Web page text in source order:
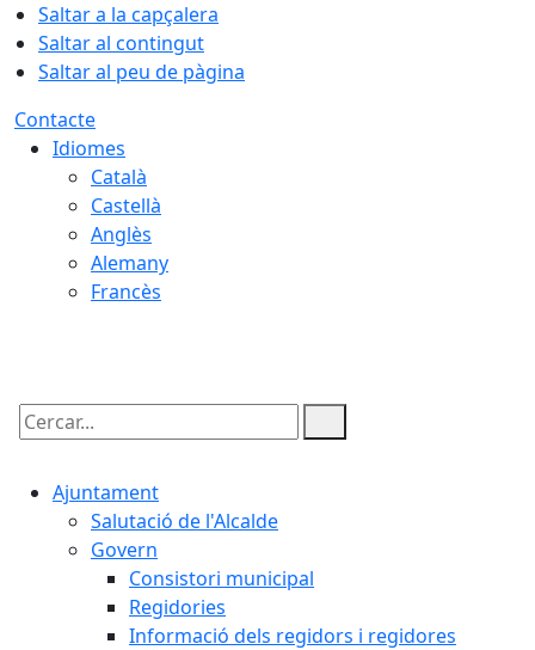
Saltar a la capçalera
Saltar al contingut
Saltar al peu de pàgina
Contacte
Idiomes
Català
Castellà
Anglès
Alemany
Francès
Cercar:
Ajuntament
Salutació de l'Alcalde
Govern
Consistori municipal
Regidories
Informació dels regidors i regidores